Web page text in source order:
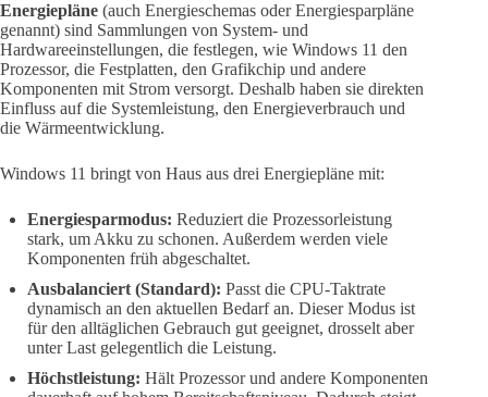
Energiepläne (auch Energieschemas oder Energiesparpläne
genannt) sind Sammlungen von System- und
Hardwareeinstellungen, die festlegen, wie Windows 11 den
Prozessor, die Festplatten, den Grafikchip und andere
Komponenten mit Strom versorgt. Deshalb haben sie direkten
Einfluss auf die Systemleistung, den Energieverbrauch und
die Wärmeentwicklung.
Windows 11 bringt von Haus aus drei Energiepläne mit:
Energiesparmodus: Reduziert die Prozessorleistung
stark, um Akku zu schonen. Außerdem werden viele
Komponenten früh abgeschaltet.
Ausbalanciert (Standard): Passt die CPU-Taktrate
dynamisch an den aktuellen Bedarf an. Dieser Modus ist
für den alltäglichen Gebrauch gut geeignet, drosselt aber
unter Last gelegentlich die Leistung.
Höchstleistung: Hält Prozessor und andere Komponenten